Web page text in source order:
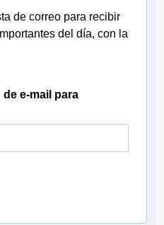
de correo para recibir
del día, con la
e-mail para